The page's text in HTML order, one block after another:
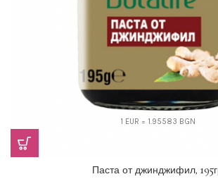
1 EUR = 1.95583 BGN
Паста от джинджифил,